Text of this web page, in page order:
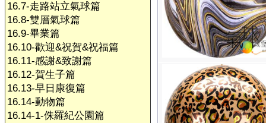
16.7-走路站立氣球篇
16.8-雙層氣球篇
16.9-畢業篇
16.10-歡迎&祝賀&祝福篇
16.11-感謝&致謝篇
16.12-賀生子篇
16.13-早日康復篇
16.14-動物篇
16.14-1-侏羅紀公園篇